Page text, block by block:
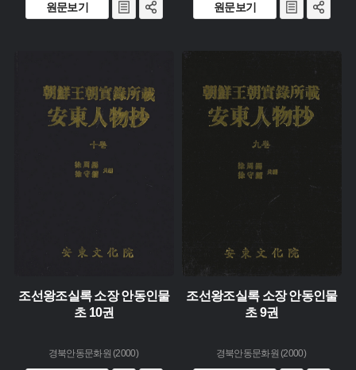
원문보기 원문보기
유형 :
생산 :
조선왕조실록 소장 안동인물
초 10권
경북안동문화원 (2000)
유형 :
생산 :
조선왕조실록 소장 안동인물
초 9권
경북안동문화원 (2000)